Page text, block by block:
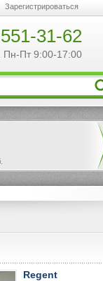
Зарегистрироваться
31-62
Пн-Пт 9:00-17:00
Regent